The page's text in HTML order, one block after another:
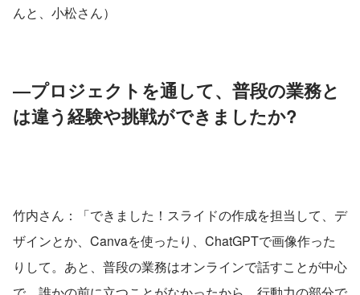
んと、小松さん）
―プロジェクトを通して、普段の業務と
は違う経験や挑戦ができましたか?
竹内さん：「できました！スライドの作成を担当して、デ
ザインとか、Canvaを使ったり、ChatGPTで画像作った
りして。あと、普段の業務はオンラインで話すことが中心